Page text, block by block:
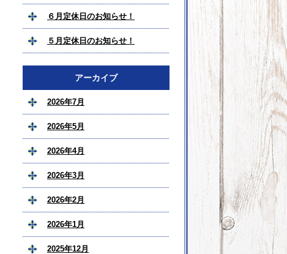
６月定休日のお知らせ！
５月定休日のお知らせ！
アーカイブ
2026年7月
2026年5月
2026年4月
2026年3月
2026年2月
2026年1月
2025年12月